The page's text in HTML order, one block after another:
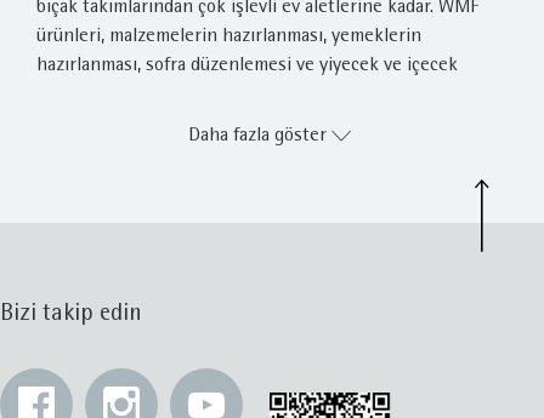
bıçak takımlarından çok işlevli ev aletlerine kadar. WMF
ürünleri, malzemelerin hazırlanması, yemeklerin
hazırlanması, sofra düzenlemesi ve yiyecek ve içecek
gereksinimlerini ve isteklerini karşılar. WMF, en yüksek
sürecine ve özellikle onunla birlikte gelen iletişim ve
geçirilen her anı keyifli hale getirmeye çalışıyoruz. WMF
ilham kaynağınız olsun!
Daha fazla göster
Bizi takip edin